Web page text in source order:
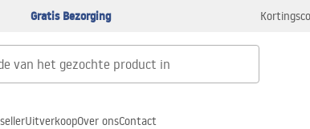
Gratis Bezorging
UitverkoopOver onsContact